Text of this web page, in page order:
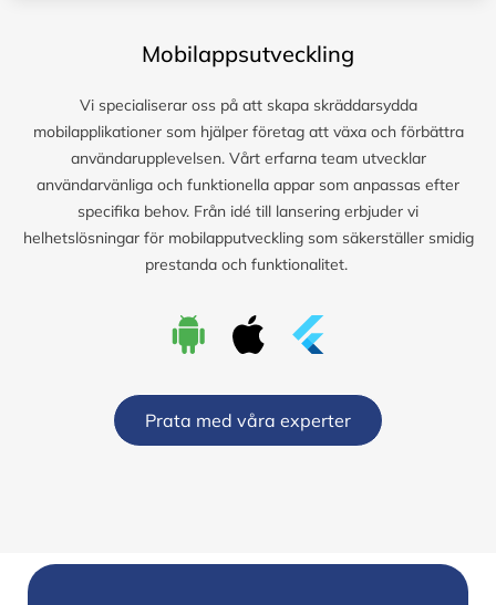
Mobilappsutveckling
Vi specialiserar oss på att skapa skräddarsydda
mobilapplikationer som hjälper företag att växa och förbättra
användarupplevelsen. Vårt erfarna team utvecklar
användarvänliga och funktionella appar som anpassas efter
specifika behov. Från idé till lansering erbjuder vi
helhetslösningar för mobilapputveckling som säkerställer smidig
prestanda och funktionalitet.
Prata med våra experter